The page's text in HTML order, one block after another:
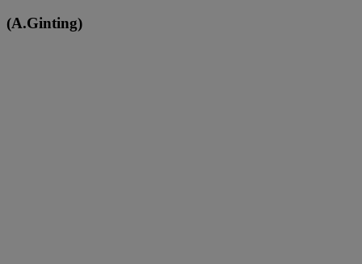
(A.Ginting)